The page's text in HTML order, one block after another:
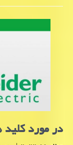
در مورد کلید